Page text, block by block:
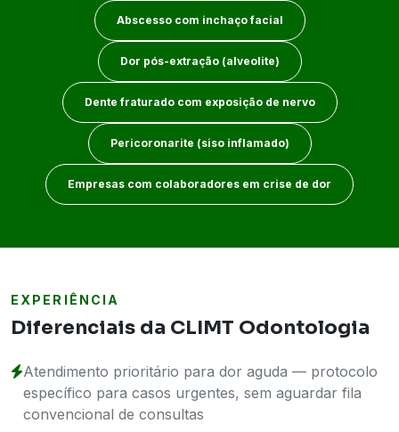
Abscesso com inchaço facial
Dor pós-extração (alveolite)
Dente fraturado com exposição de nervo
Pericoronarite (siso inflamado)
Empresas com colaboradores em crise de dor
EXPERIÊNCIA
Diferenciais da CLIMT Odontologia
Atendimento prioritário para dor aguda — protocolo
específico para casos urgentes, sem aguardar fila
convencional de consultas